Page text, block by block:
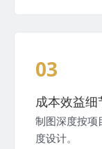
03
成本效益细
制图深度按
度设计。